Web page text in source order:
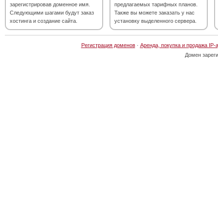
зарегистрировав доменное имя.
Следующими шагами будут заказ
хостинга и создание сайта.
предлагаемых тарифных планов.
Также вы можете заказать у нас
установку выделенного сервера.
Регистрация доменов· Аренда, покупка и продажа IP-
Домен